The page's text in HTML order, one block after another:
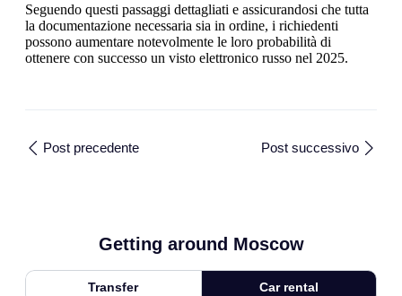
Seguendo questi passaggi dettagliati e assicurandosi che tutta
la documentazione necessaria sia in ordine, i richiedenti
possono aumentare notevolmente le loro probabilità di
ottenere con successo un visto elettronico russo nel 2025.
Post precedente Post successivo
Getting around Moscow
Transfer Car rental